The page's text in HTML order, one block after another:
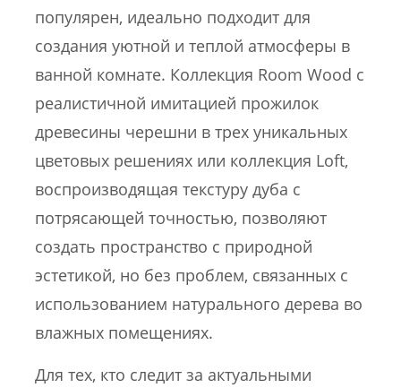
популярен, идеально подходит для
создания уютной и теплой атмосферы в
ванной комнате. Коллекция Room Wood с
реалистичной имитацией прожилок
древесины черешни в трех уникальных
цветовых решениях или коллекция Loft,
воспроизводящая текстуру дуба с
потрясающей точностью, позволяют
создать пространство с природной
эстетикой, но без проблем, связанных с
использованием натурального дерева во
влажных помещениях.
Для тех, кто следит за актуальными